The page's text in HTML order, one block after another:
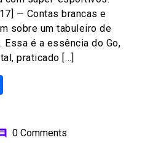
— Contas brancas e
sobre um tabuleiro de
Essa é a essência do Go,
praticado […]
0 Comments